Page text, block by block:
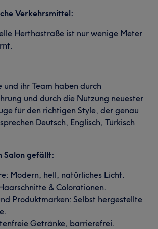
Verkehrsmittel:
Herthastraße ist nur wenige Meter
und ihr Team haben durch
und durch die Nutzung neuester
für den richtigen Style, der genau
Deutsch, Englisch, Türkisch
Salon gefällt:
Modern, hell, natürliches Licht.
& Colorationen.
Produktmarken: Selbst hergestellte
Getränke, barrierefrei.